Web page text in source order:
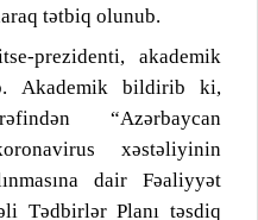
tətbiq olunub.
prezidenti, akademik
Akademik bildirib ki,
“Azərbaycan
xəstəliyinin
dair Fəaliyyət
Tədbirlər Planı təsdiq